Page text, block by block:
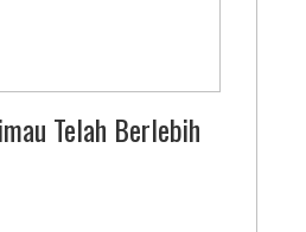
Telah Berlebih